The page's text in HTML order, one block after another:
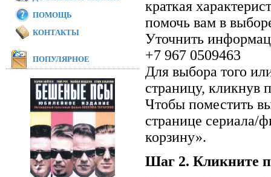
краткая
помочь вам в
Уточнить
+7 967 0509463
Для выбора того
страницу, кликнув
Чтобы поместить
странице сериала/
корзину».
Шаг 2. Кликните
ПОМОЩЬ
КОНТАКТЫ
ПОПУЛЯРНОЕ